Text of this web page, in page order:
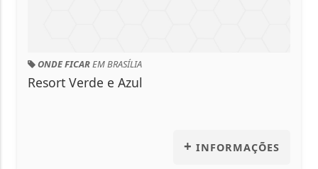
EM BRASÍLIA
e Azul
INFORMAÇÕES